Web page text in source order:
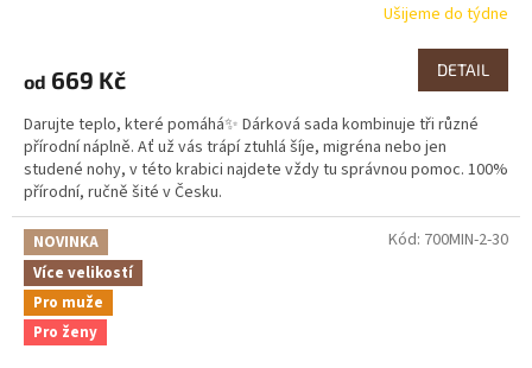
Ušijeme do týdne
od 669 Kč DETAIL
Darujte teplo, které pomáhá✨ Dárková sada kombinuje tři různé
přírodní náplně. Ať už vás trápí ztuhlá šíje, migréna nebo jen
studené nohy, v této krabici najdete vždy tu správnou pomoc. 100%
přírodní, ručně šité v Česku.
NOVINKA
Více velikostí
Pro muže
Pro ženy
Kód: 700MIN-2-30